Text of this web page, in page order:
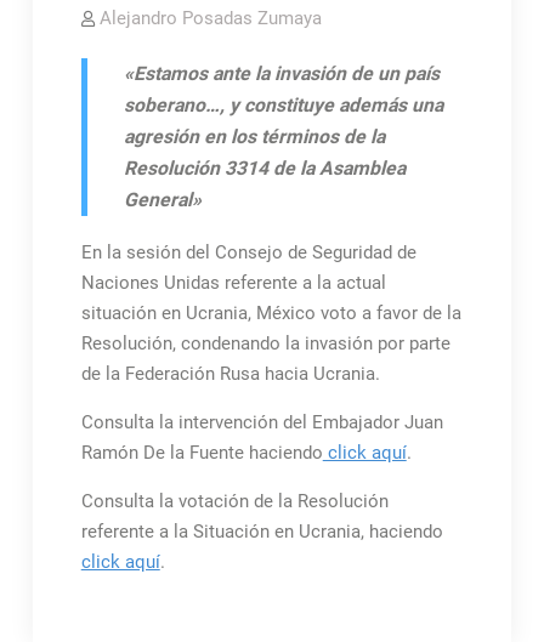
Alejandro Posadas Zumaya
«Estamos ante la invasión de un país
soberano…, y constituye además una
agresión en los términos de la
Resolución 3314 de la Asamblea
General»
En la sesión del Consejo de Seguridad de
Naciones Unidas referente a la actual
situación en Ucrania, México voto a favor de la
Resolución, condenando la invasión por parte
de la Federación Rusa hacia Ucrania.
Consulta la intervención del Embajador Juan
Ramón De la Fuente haciendo click aquí.
Consulta la votación de la Resolución
referente a la Situación en Ucrania, haciendo
click aquí.